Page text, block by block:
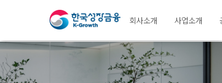
회사소개 사업소개